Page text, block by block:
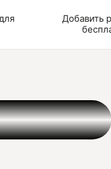
Добавить